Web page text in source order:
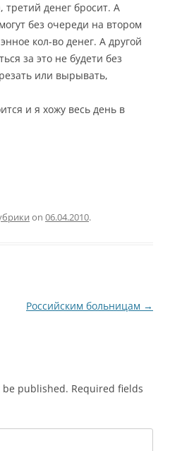
третий денег бросит. А
без очереди на втором
кол-во денег. А другой
за это не будети без
или вырывать,
и я хожу весь день в
on 06.04.2010.
Российским больницам →
published. Required fields